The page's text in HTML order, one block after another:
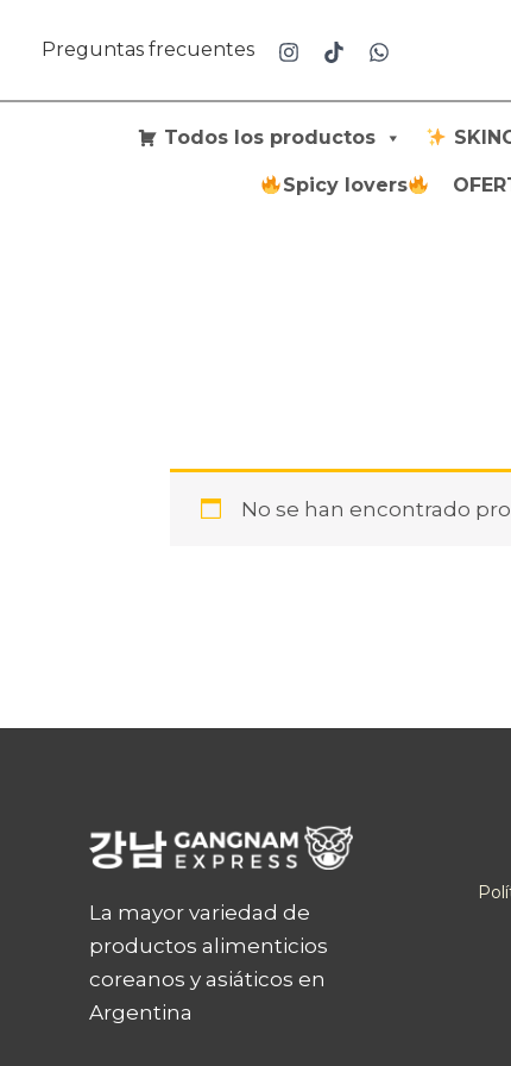
Preguntas frecuentes
Todos los productos
Spicy lovers
No se han encontrado
La mayor variedad de
productos alimenticios
coreanos y asiáticos en
Argentina